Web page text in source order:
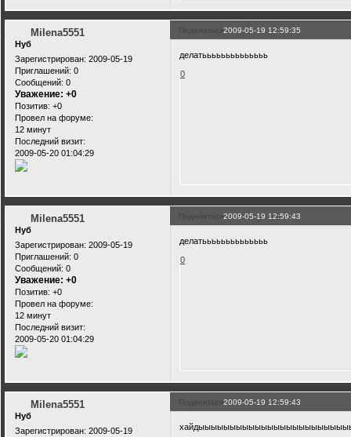
Поделиться2009-05-19 12:59:35
Milena5551
Нуб
Зарегистрирован: 2009-05-19
Приглашений: 0
Сообщений: 0
Уважение: +0
Позитив: +0
Провел на форуме:
12 минут
Последний визит:
2009-05-20 01:04:29
делатьььььььььььььь
0
Поделиться2009-05-19 12:59:43
Milena5551
Нуб
Зарегистрирован: 2009-05-19
Приглашений: 0
Сообщений: 0
Уважение: +0
Позитив: +0
Провел на форуме:
12 минут
Последний визит:
2009-05-20 01:04:29
делатьььььььььььььь
0
Поделиться2009-05-19 12:59:43
Milena5551
Нуб
Зарегистрирован: 2009-05-19